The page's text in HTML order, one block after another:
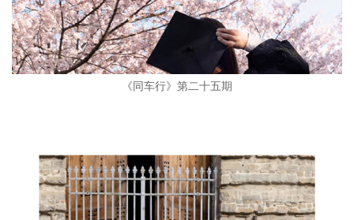
《同车行》第二十五期